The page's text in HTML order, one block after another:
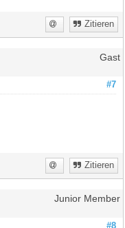
Zitieren
Gast
#7
Zitieren
Junior Member
#8